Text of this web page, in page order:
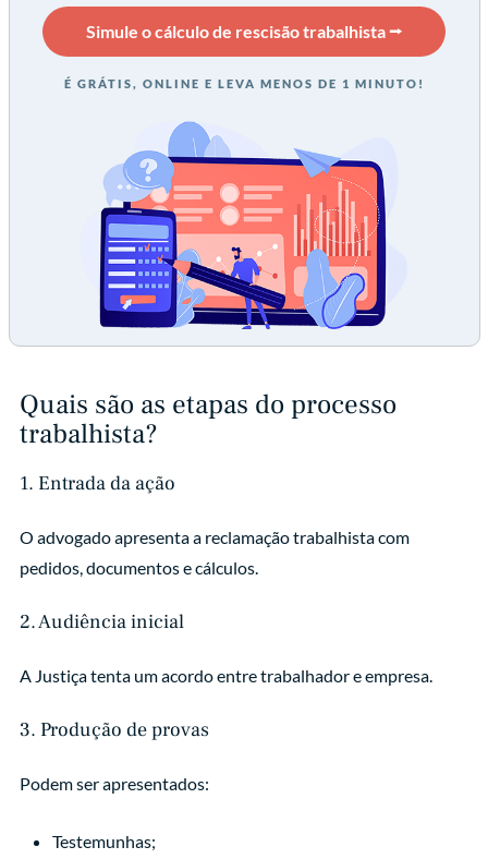
Simule o cálculo de rescisão trabalhista ⭢
É GRÁTIS, ONLINE E LEVA MENOS DE 1 MINUTO!
Quais são as etapas do processo
trabalhista?
1. Entrada da ação
O advogado apresenta a reclamação trabalhista com
pedidos, documentos e cálculos.
2. Audiência inicial
A Justiça tenta um acordo entre trabalhador e empresa.
3. Produção de provas
Podem ser apresentados:
Testemunhas;